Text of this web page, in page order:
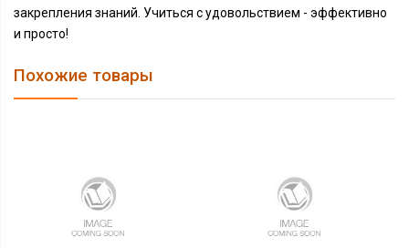
закрепления знаний. Учиться с удовольствием - эффективно
и просто!
Похожие товары